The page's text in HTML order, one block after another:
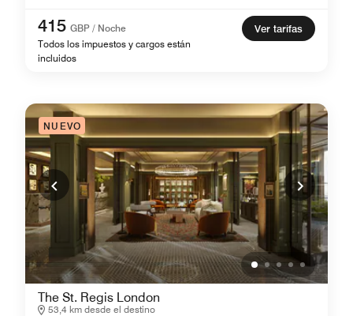
415 GBP / Noche
Todos los impuestos y cargos están
incluidos
Ver tarifas
NUEVO
The St. Regis London
53,4 km desde el destino